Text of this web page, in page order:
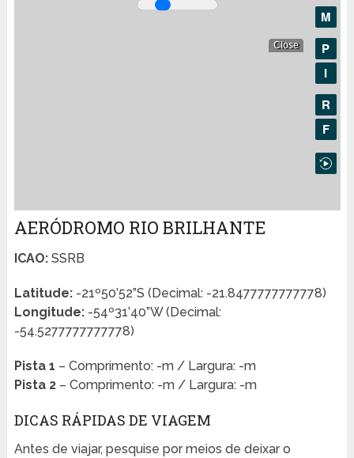
AERÓDROMO RIO BRILHANTE
ICAO:SSRB
Latitude:-21º50’52”S (Decimal: -21.8477777777778)
Longitude:-54º31’40”W (Decimal:
-54.5277777777778)
Pista 1 – Comprimento: -m / Largura: -m
Pista 2– Comprimento: -m / Largura: -m
DICAS RÁPIDAS DE VIAGEM
Antes de viajar, pesquise por meios de deixar o